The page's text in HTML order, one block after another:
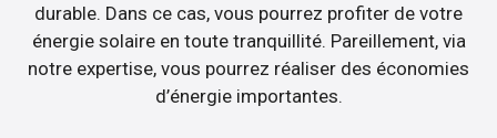
durable. Dans ce cas, vous pourrez profiter de votre
énergie solaire en toute tranquillité. Pareillement, via
notre expertise, vous pourrez réaliser des économies
d’énergie importantes.